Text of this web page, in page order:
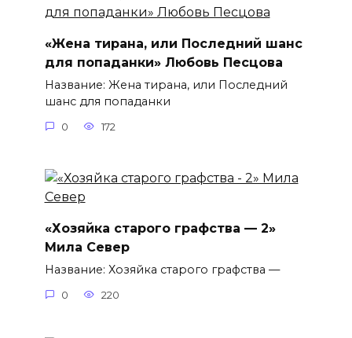
«Жена тирана, или Последний шанс
для попаданки» Любовь Песцова
Название: Жена тирана, или Последний
шанс для попаданки
0 172
«Хозяйка старого графства — 2»
Мила Север
Название: Хозяйка старого графства —
0 220